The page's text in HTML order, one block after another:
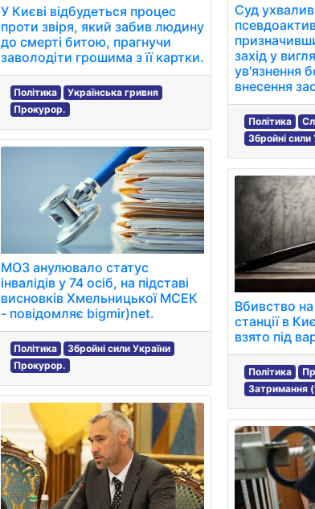
У Києві відбудеться процес
проти звіря, який забив людину
до смерті битою, прагнучи
заволодіти грошима з її картки.
Політика
Українська гривня
Прокурор.
МОЗ анулювало статус
інвалідів у 74 осіб, на підставі
висновків Хмельницької МСЕК
- повідомляє bigmir)net.
Політика
Збройні сили України
Прокурор.
Суд
захід у
ув'язнення
внесення
Політика
Збройні сили
Вбивство на
станції в
взято під
Політика
Затримання